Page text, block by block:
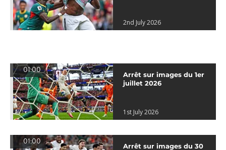
2nd July 2026
01:00
Arrêt sur images du 1er
juillet 2026
1st July 2026
01:00
Arrêt sur images du 30